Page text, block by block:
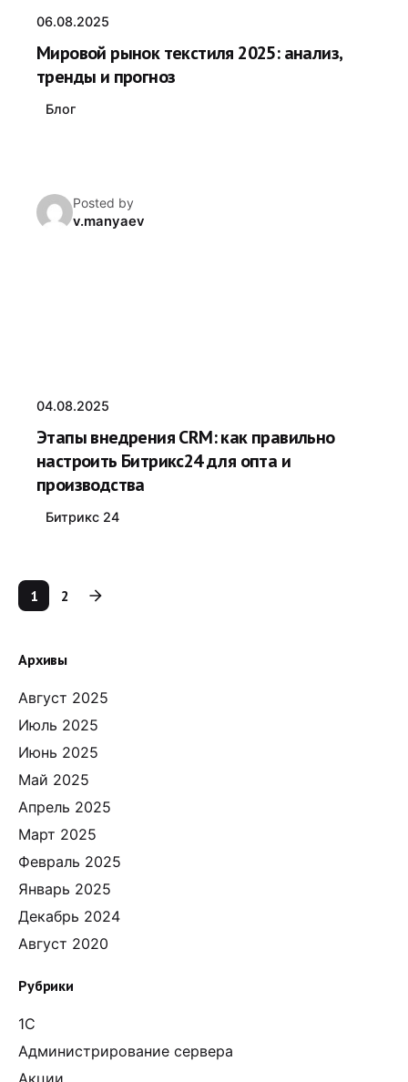
Архивы
Август 2025
Июль 2025
Июнь 2025
Май 2025
Апрель 2025
Март 2025
Февраль 2025
Январь 2025
Декабрь 2024
Август 2020
Рубрики
1С
Администрирование сервера
06.08.2025
Мировой рынок текстиля 2025: анализ,
тренды и прогноз
Блог
Posted by
v.manyaev
04.08.2025
Этапы внедрения CRM: как правильно
настроить Битрикс24 для опта и
производства
Битрикс 24
1 2